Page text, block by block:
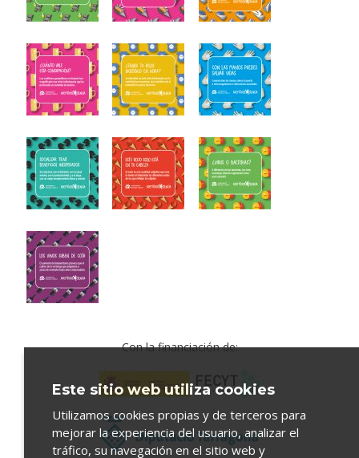
Con la financiación de:
Este sitio web utiliza cookies
Utilizamos cookies propias y de terceros para
mejorar la experiencia del usuario, analizar el
tráfico, su navegación en el sitio web y